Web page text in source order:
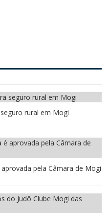
rural em Mogi
pela Câmara de Mogi